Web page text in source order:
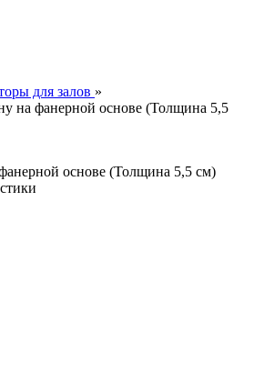
для залов »
на фанерной основе (Толщина 5,5
основе (Толщина 5,5 см)